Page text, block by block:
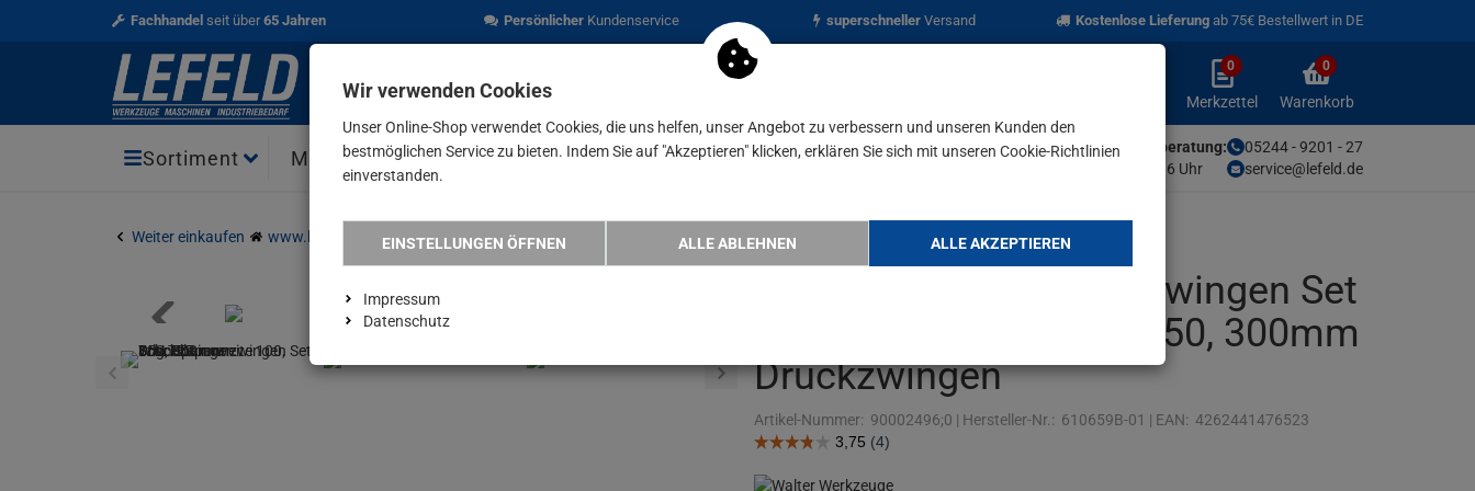
Fachhandel seit über65 Jahren PersönlicherKundenservice superschnellerVersand Kostenlose Lieferung ab 75€ Bestellwert in DE
Merkzettel
aufklappen
0
Merkzettel
Warenkorb
0
Warenkorb
Sortiment Marken Aktionen Blog
05244 - 9201 - 27
service@lefeld.de
Unsere Fachberatung:
Mo-Fr von 9-16 Uhr
Weiter einkaufen www.lefeld.de Angebote WALTER Schnellspannzwingen Set 6tlg. Spannweite 1…
WALTER Schnellspannzwingen Set
6tlg. Spannweite 100, 150, 300mm
Druckzwingen
Artikel-Nummer: 90002496;0 | Hersteller-Nr.: 610659B-01 | EAN: 4262441476523
Wir verwenden Cookies
Unser Online-Shop verwendet Cookies, die uns helfen, unser Angebot zu verbessern und unseren Kunden den
bestmöglichen Service zu bieten. Indem Sie auf "Akzeptieren" klicken, erklären Sie sich mit unseren Cookie-Richtlinien
einverstanden.
EINSTELLUNGEN ÖFFNEN ALLE ABLEHNEN ALLE AKZEPTIEREN
Impressum
Datenschutz